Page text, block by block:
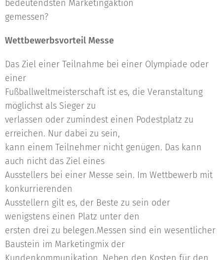
bedeutendsten Marketingaktion
gemessen?
Wettbewerbsvorteil Messe
Das Ziel einer Teilnahme bei einer Olympiade oder
einer
Fußballweltmeisterschaft ist es, die Veranstaltung
möglichst als Sieger zu
verlassen oder zumindest einen Podestplatz zu
erreichen. Nur dabei zu sein,
kann einem Teilnehmer nicht genügen. Das kann
auch nicht das Ziel eines
Ausstellers bei einer Messe sein. Im Wettbewerb mit
konkurrierenden
Ausstellern gilt es, der Beste zu sein oder
wenigstens einen Platz unter den
ersten drei zu belegen.Messen sind ein wesentlicher
Baustein im Marketingmix der